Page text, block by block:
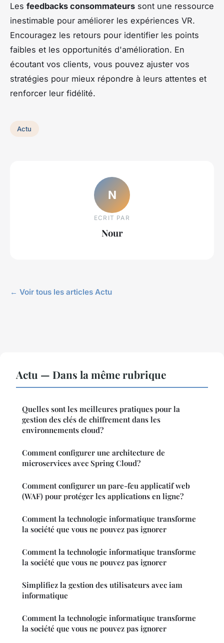
Les feedbacks consommateurs sont une ressource
inestimable pour améliorer les expériences VR.
Encouragez les retours pour identifier les points
faibles et les opportunités d'amélioration. En
écoutant vos clients, vous pouvez ajuster vos
stratégies pour mieux répondre à leurs attentes et
renforcer leur fidélité.
Actu
N
ECRIT PAR
Nour
← Voir tous les articles Actu
Actu — Dans la même rubrique
Quelles sont les meilleures pratiques pour la
gestion des clés de chiffrement dans les
environnements cloud?
Comment configurer une architecture de
microservices avec Spring Cloud?
Comment configurer un pare-feu applicatif web
(WAF) pour protéger les applications en ligne?
Comment la technologie informatique transforme
la société que vous ne pouvez pas ignorer
Comment la technologie informatique transforme
la société que vous ne pouvez pas ignorer
Simplifiez la gestion des utilisateurs avec iam
informatique
Comment la technologie informatique transforme
la société que vous ne pouvez pas ignorer